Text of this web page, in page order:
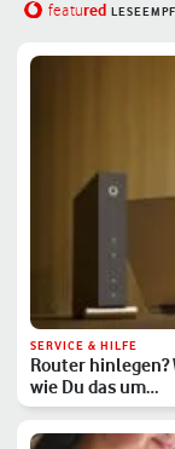
featured
SERVICE & HILFE
Router
wie Du das um…